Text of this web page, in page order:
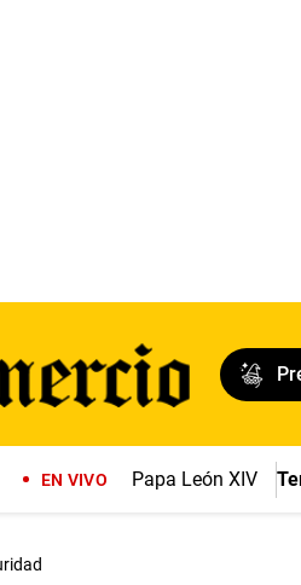
EN VIVO Papa León XIV